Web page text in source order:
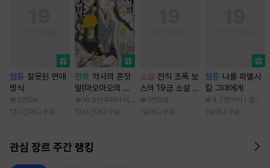
웹툰 잘못된 연애
방식
3만 SIK
12시간마다 무료
만화 약사의 혼잣
말(마오마오의 후
궁 수수께끼 풀이
수첩)
16.9만 쿠라타 미노지 / 휴우가 나츠
12시간마다 무료
소설 전직 조폭 보
스의 19금 소설 속
가정부 빙의기
1천 당성
1일마다 무료
웹툰 나를 파멸시
킬 그대에게
4.7천 카야 / 점면, (
1일마다 무료
관심 장르 주간 랭킹